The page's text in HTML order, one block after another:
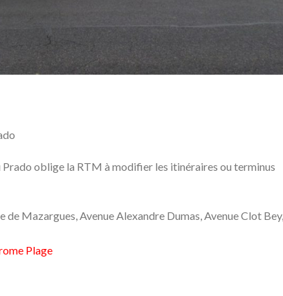
oblige la RTM à modifier les itinéraires ou terminus
de Mazargues, Avenue Alexandre Dumas, Avenue Clot Bey,
Plage